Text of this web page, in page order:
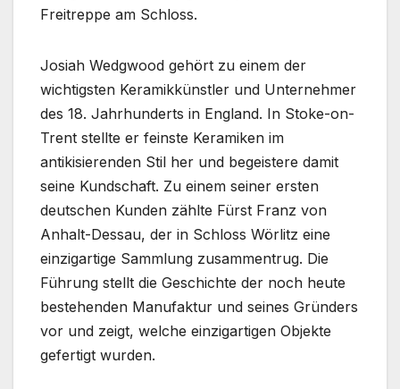
Freitreppe am Schloss.
Josiah Wedgwood gehört zu einem der
wichtigsten Keramikkünstler und Unternehmer
des 18. Jahrhunderts in England. In Stoke-on-
Trent stellte er feinste Keramiken im
antikisierenden Stil her und begeistere damit
seine Kundschaft. Zu einem seiner ersten
deutschen Kunden zählte Fürst Franz von
Anhalt-Dessau, der in Schloss Wörlitz eine
einzigartige Sammlung zusammentrug. Die
Führung stellt die Geschichte der noch heute
bestehenden Manufaktur und seines Gründers
vor und zeigt, welche einzigartigen Objekte
gefertigt wurden.